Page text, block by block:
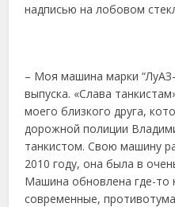
надписью на лобовом
– Моя машина марки
выпуска. «Слава
моего близкого друга,
дорожной полиции
танкистом. Свою машину
2010 году, она была в
Машина обновлена где-то
современные,